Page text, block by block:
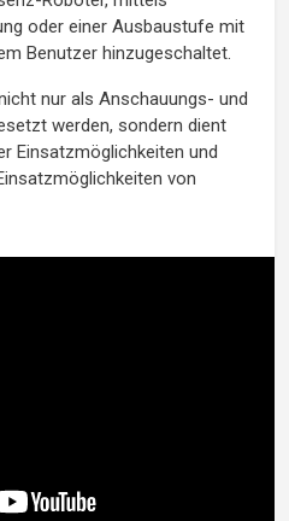
oder einer Ausbaustufe mit
Benutzer hinzugeschaltet.
nur als Anschauungs- und
werden, sondern dient
Einsatzmöglichkeiten und
von